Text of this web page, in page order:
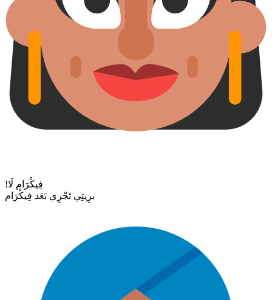
!فِيكْرَام لَا
برِيتِي تَجْرِي بَعَد فِيكْرَام